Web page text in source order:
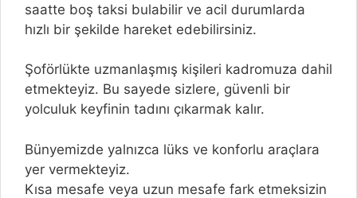
saatte boş taksi bulabilir ve acil durumlarda
hızlı bir şekilde hareket edebilirsiniz.
Şoförlükte uzmanlaşmış kişileri kadromuza dahil
etmekteyiz. Bu sayede sizlere, güvenli bir
yolculuk keyfinin tadını çıkarmak kalır.
Bünyemizde yalnızca lüks ve konforlu araçlara
yer vermekteyiz.
Kısa mesafe veya uzun mesafe fark etmeksizin